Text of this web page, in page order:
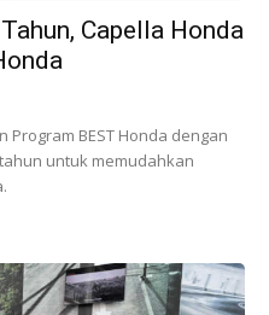
Capella Honda
Program BEST Honda dengan
untuk memudahkan